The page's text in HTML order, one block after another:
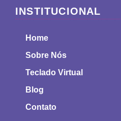
INSTITUCIONAL
Home
Sobre Nós
Teclado Virtual
Blog
Contato